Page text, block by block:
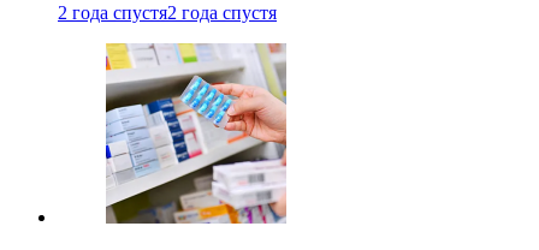
2 года спустя2 года спустя